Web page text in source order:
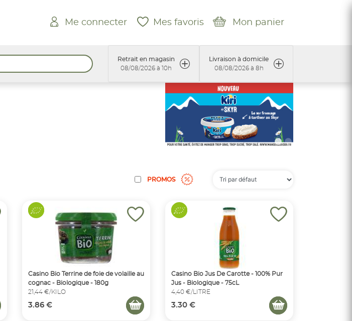
Me connecter Mes favoris Mon panier
Retrait en magasin
08/08/2026 à 10h
Livraison à domicile
08/08/2026 à 8h
PROMOS
Casino Bio Terrine de foie de volaille au
cognac - Biologique - 180g
21,44 €/KILO
3.86 €
Casino Bio Jus De Carotte - 100% Pur
Jus - Biologique - 75cL
4,40 €/LITRE
3.30 €